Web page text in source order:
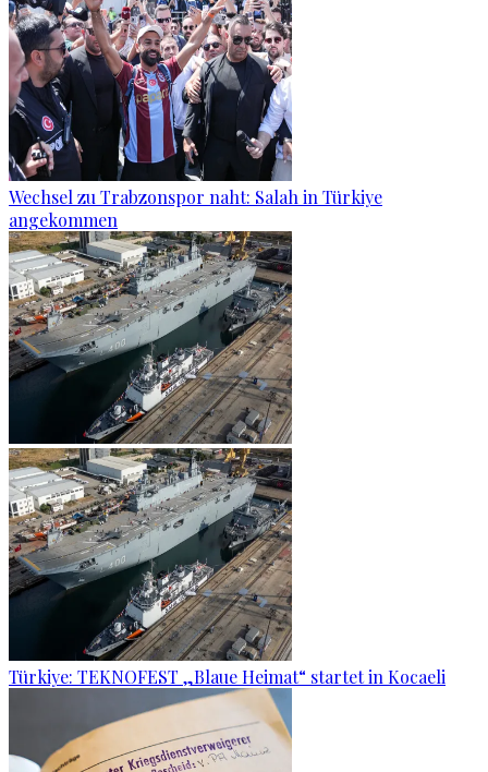
Wechsel zu Trabzonspor naht: Salah in Türkiye
angekommen
Türkiye: TEKNOFEST „Blaue Heimat“ startet in Kocaeli